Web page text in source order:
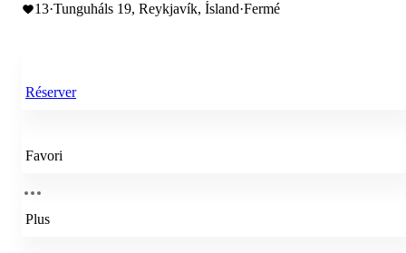
13·Tunguháls 19, Reykjavík, Ísland·Fermé
Réserver
Favori
Plus